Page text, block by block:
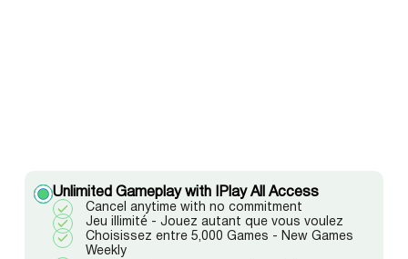
Unlimited Gameplay with IPlay All Access
Cancel anytime with no commitment
Jeu illimité - Jouez autant que vous voulez
Choisissez entre 5,000 Games - New Games
Weekly